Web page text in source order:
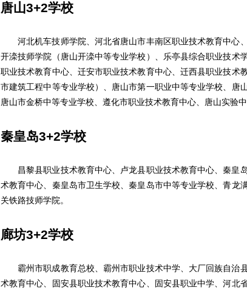
唐山3+2学校
河北机车技师学院、河北省唐山市丰南区职业技术教育中心、
开滦技师学院（唐山开滦中等专业学校）、乐亭县综合职业技术
职业技术教育中心、迁安市职业技术教育中心、迁西县职业技术
市建筑工程中等专业学校）、唐山市第一职业中等专业学校、唐
唐山市金桥中等专业学校、遵化市职业技术教育中心、唐山实验中
秦皇岛3+2学校
昌黎县职业技术教育中心、卢龙县职业技术教育中心、秦皇
术教育中心、秦皇岛市卫生学校、秦皇岛市中等专业学校、青龙
关铁路技师学院。
廊坊3+2学校
霸州市职成教育总校、霸州市职业技术中学、大厂回族自治
术教育中心、固安县职业技术教育中心、固安县职业中学、河北